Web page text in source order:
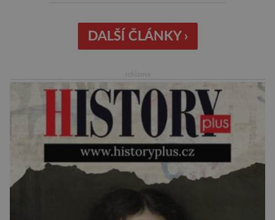
„lasice“ je odhodlána bránit svou kořist.
Nedosahují nijak impozantní velikosti, jde spíše
a […]
DALŠÍ ČLÁNKY ›